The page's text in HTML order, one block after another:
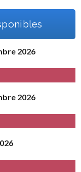
2026
2026